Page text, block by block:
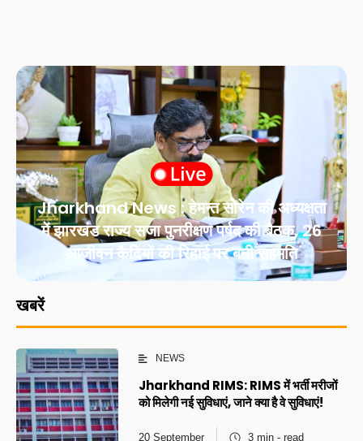
Jharkhand News : हेमन्त सोरेन की अध्यक्षता
में झारखंड राज्य सजा पुनरीक्षण पर्षद की बैठक, 26
आजीवन कैदियों की रिहाई पर बनी सहमति
खबरें
NEWS
Jharkhand RIMS: RIMS में भर्ती मरीजों
को मिलेगी नई सुविधाएं, जाने क्या है वे सुविधाएं!
20 September 3 min - read